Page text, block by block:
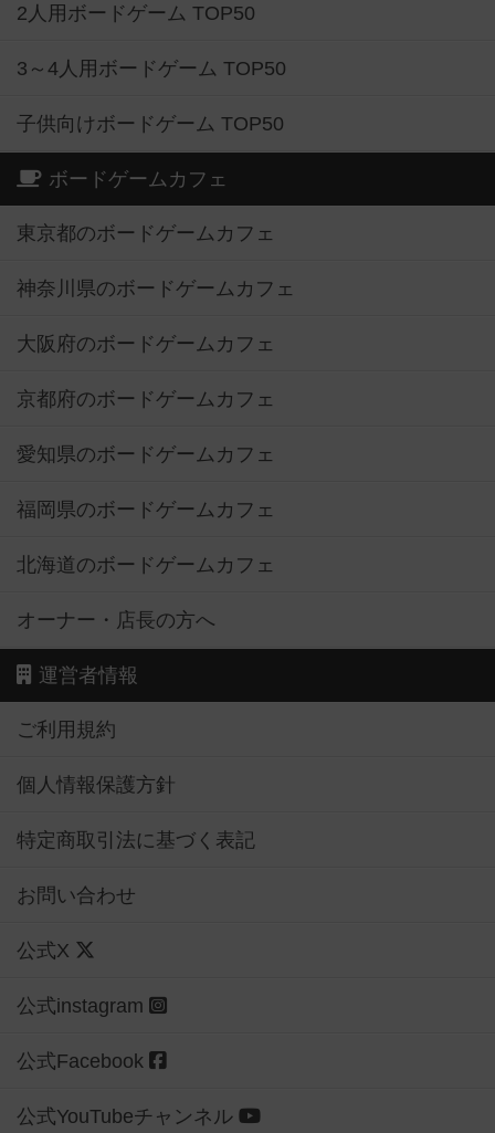
2人用ボードゲーム TOP50
3～4人用ボードゲーム TOP50
子供向けボードゲーム TOP50
ボードゲームカフェ
東京都のボードゲームカフェ
神奈川県のボードゲームカフェ
大阪府のボードゲームカフェ
京都府のボードゲームカフェ
愛知県のボードゲームカフェ
福岡県のボードゲームカフェ
北海道のボードゲームカフェ
オーナー・店長の方へ
運営者情報
ご利用規約
個人情報保護方針
特定商取引法に基づく表記
お問い合わせ
公式X
公式instagram
公式Facebook
公式YouTubeチャンネル